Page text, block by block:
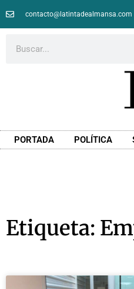
contacto@latintadealmansa.com
PORTADA POLÍTICA
Etiqueta: